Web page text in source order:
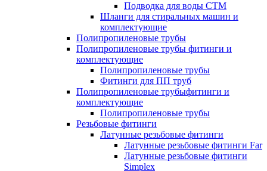
Подводка для воды СТМ
Шланги для стиральных машин и
комплектующие
Полипропиленовые трубы
Полипропиленовые трубы фитинги и
комплектующие
Полипропиленовые трубы
Фитинги для ПП труб
Полипропиленовые трубыфитинги и
комплектующие
Полипропиленовые трубы
Резьбовые фитинги
Латунные резьбовые фитинги
Латунные резьбовые фитинги Far
Латунные резьбовые фитинги
Simplex